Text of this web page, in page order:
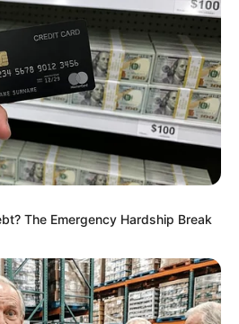
Sit Down Before You See
If You Do This Once A
The Emergency Hardship Break